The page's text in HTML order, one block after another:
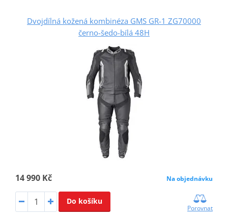
Dvojdílná kožená kombinéza GMS GR-1 ZG70000
černo-šedo-bílá 48H
14 990 Kč Na objednávku
Do košíku
Porovnat